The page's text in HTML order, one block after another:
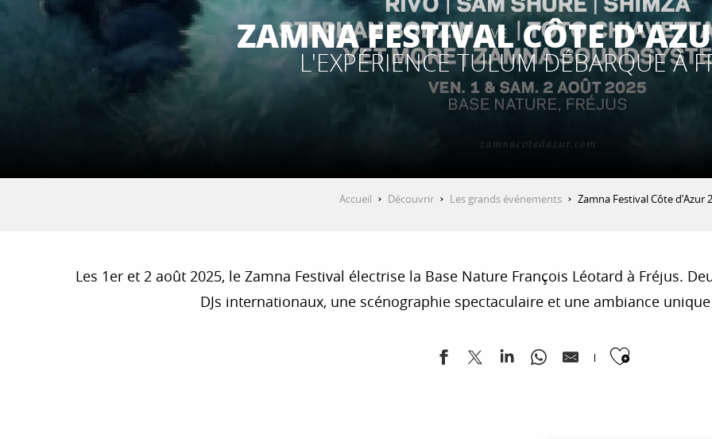
ZAMNA FESTIVAL CÔTE
L'EXPÉRIENCE TULUM DÉBARQUE À
Accueil Découvrir Les grands événements Zamna Festival Côte d’Azur
Les 1er et 2 août 2025, le Zamna Festival électrise la Base Nature François Léotard à Fréjus.
DJs internationaux, une scénographie spectaculaire et une ambiance
Ajouter